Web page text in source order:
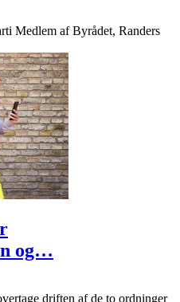
Medlem af Byrådet, Randers
og…
driften af de to ordninger